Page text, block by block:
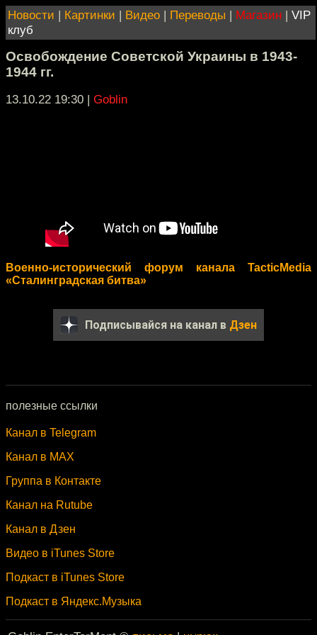
Новости | Картинки | Видео | Переводы | Магазин | VIP
клуб
Освобождение Советской Украины в 1943-
1944 гг.
13.10.22 19:30 | Goblin
Военно-исторический форум канала TacticMedia
«Сталинградская битва»
Подписывайся на канал в Дзен
полезные ссылки
Канал в Telegram
Канал в MAX
Группа в Контакте
Канал на Rutube
Канал в Дзен
Видео в iTunes Store
Подкаст в iTunes Store
Подкаст в Яндекс.Музыка